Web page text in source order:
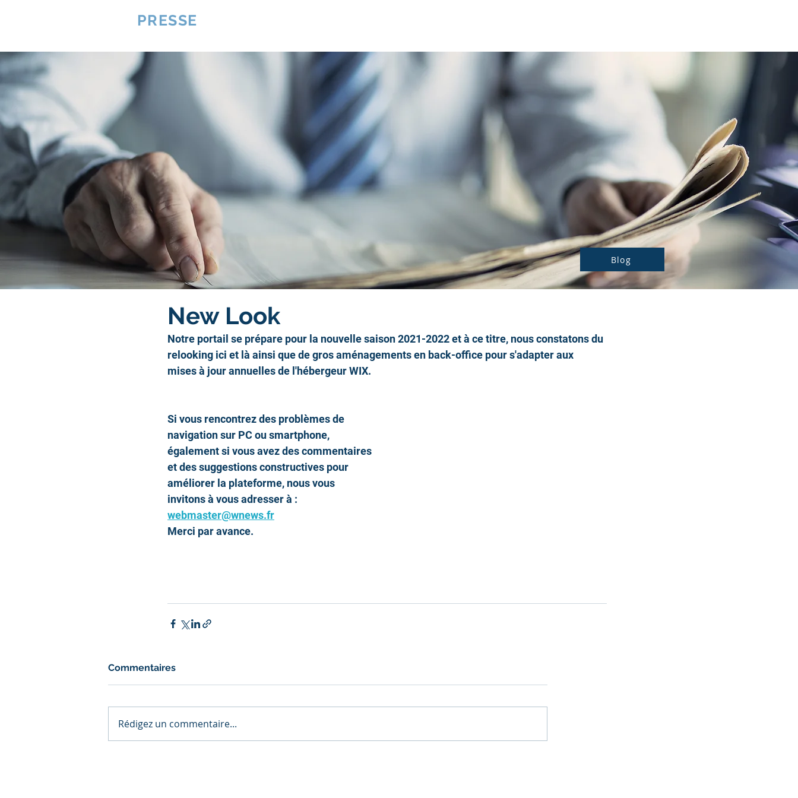
PRESSE
Blog
New Look
Notre portail se prépare pour la nouvelle saison 2021-2022 et à ce titre, nous constatons du
relooking ici et là ainsi que de gros aménagements en back-office pour s'adapter aux
mises à jour annuelles de l'hébergeur WIX.
Si vous rencontrez des problèmes de
navigation sur PC ou smartphone,
également si vous avez des commentaires
et des suggestions constructives pour
améliorer la plateforme, nous vous
invitons à vous adresser à :
webmaster@wnews.fr
Merci par avance.
Commentaires
Rédigez un commentaire...